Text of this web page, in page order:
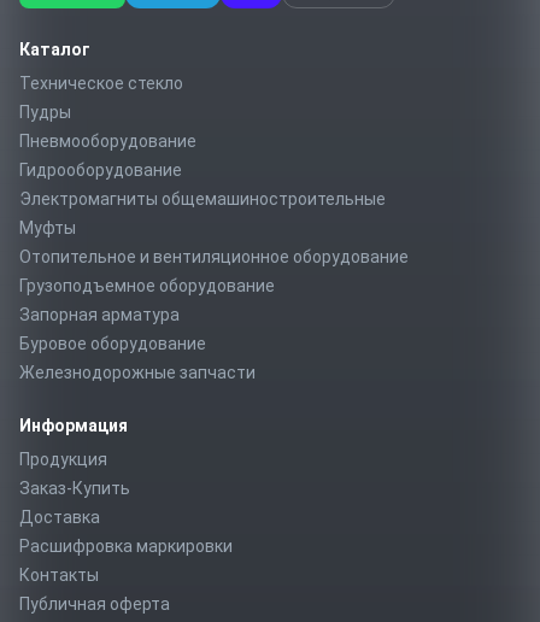
Каталог
Техническое стекло
Пудры
Пневмооборудование
Гидрооборудование
Электромагниты общемашиностроительные
Муфты
Отопительное и вентиляционное оборудование
Грузоподъемное оборудование
Запорная арматура
Буровое оборудование
Железнодорожные запчасти
Информация
Продукция
Заказ-Купить
Доставка
Расшифровка маркировки
Контакты
Публичная оферта